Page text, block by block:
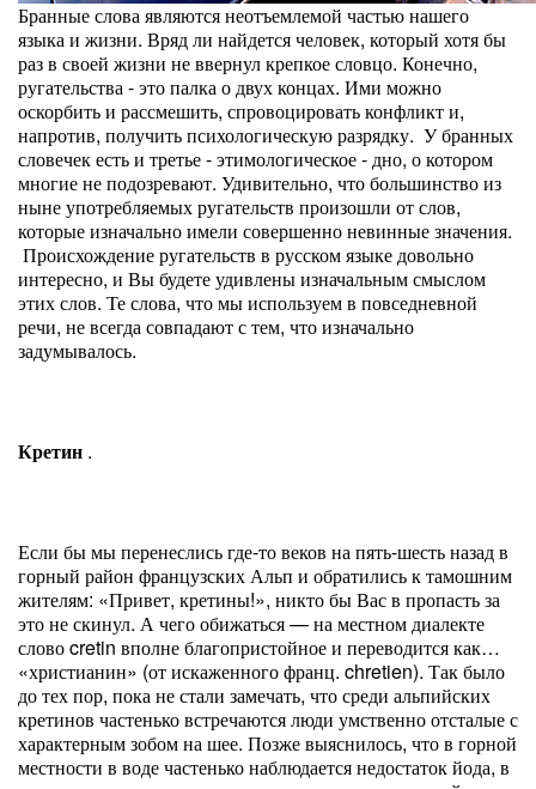
Бранные слова являются неотъемлемой частью нашего
языка и жизни. Вряд ли найдется человек, который хотя бы
раз в своей жизни не ввернул крепкое словцо. Конечно,
ругательства - это палка о двух концах. Ими можно
оскорбить и рассмешить, спровоцировать конфликт и,
напротив, получить психологическую разрядку. У бранных
словечек есть и третье - этимологическое - дно, о котором
многие не подозревают. Удивительно, что большинство из
ныне употребляемых ругательств произошли от слов,
которые изначально имели совершенно невинные значения.
Происхождение ругательств в русском языке довольно
интересно, и Вы будете удивлены изначальным смыслом
этих слов. Те слова, что мы используем в повседневной
речи, не всегда совпадают с тем, что изначально
задумывалось.
Кретин .
Если бы мы перенеслись где-то веков на пять-шесть назад в
горный район французских Альп и обратились к тамошним
жителям: «Привет, кретины!», никто бы Вас в пропасть за
это не скинул. А чего обижаться — на местном диалекте
слово cretin вполне благопристойное и переводится как…
«христианин» (от искаженного франц. chretien). Так было
до тех пор, пока не стали замечать, что среди альпийских
кретинов частенько встречаются люди умственно отсталые с
характерным зобом на шее. Позже выяснилось, что в горной
местности в воде частенько наблюдается недостаток йода, в